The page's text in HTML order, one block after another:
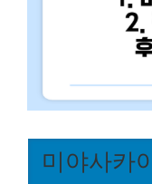
미야사카